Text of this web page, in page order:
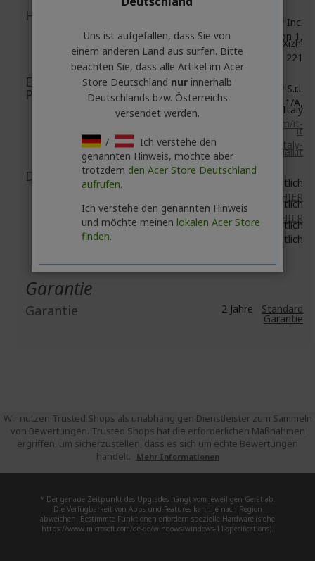
Herstellerinformationen
Acer Inc.
8F, No. 88, Section 1,
Xin Tai 5th Road, Xizhi
New Taipei City 221
EU Verantwortliche
Person/EU Importeur
Acer Italy S.r.l.
Viale delle Industrie 1/A,
20044 Arese (MI), Italy
https://www.acer.com/it-
it
acer-italy-
srl@legalmail.it
Dokument-/Bildsicherheit
erhältlich
HIER
erhältlich
E-Scooter:
HIER
erhältlich
erhältlich
Garantie
Garantie 2 Jahre Standard
Garantie
Wir nutzen Trusted Shops als unabhängigen Dienstleister zum Sammeln
von Bewertungen. Trusted Shops hat die erforderlichen Maßnahmen
ergriffen, um sicherzustellen, dass es sich um echte Bewertungen
handelt.
Mehr Informationen
* Der genaue Zeitpunkt des Upgrades hängt vom jeweiligen Gerät ab.
Die Verfügbarkeit von Apps und Features kann je nach Region
abweichen. Bestimmte Funktionen erfordern spezielle Hardware (siehe
https://www.microsoft.com/de-de/windows/windows-11-specifications).
Uns ist aufgefallen, dass Sie von
einem anderen Land aus surfen. Bitte
beachten Sie, dass alle Artikel im Acer
Store Deutschland nur innerhalb
Deutschlands bzw. Österreichs
versendet werden.
/
Ich verstehe den
genannten Hinweis, möchte aber
trotzdem den Acer Store Deutschland
aufrufen.
Ich verstehe den genannten Hinweis
und möchte meinen lokalen Acer Store
finden.